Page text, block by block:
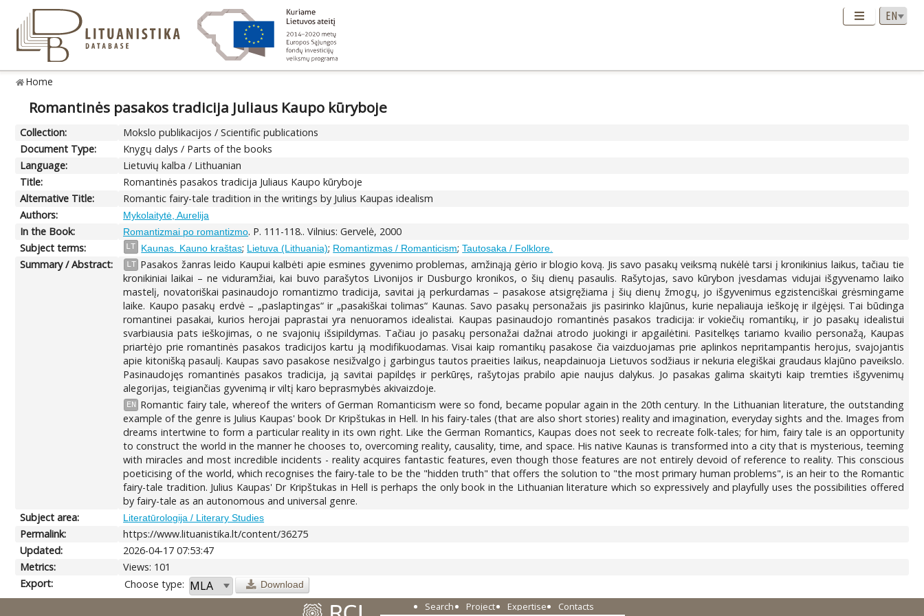
Home
Romantinės pasakos tradicija Juliaus Kaupo kūryboje
Collection:
Mokslo publikacijos / Scientific publications
Document Type:
Knygų dalys / Parts of the books
Language:
Lietuvių kalba / Lithuanian
Title:
Romantinės pasakos tradicija Juliaus Kaupo kūryboje
Alternative Title:
Romantic fairy-tale tradition in the writings by Julius Kaupas idealism
Authors:
Mykolaitytė, Aurelija
In the Book: Romantizmai po romantizmo. P. 111-118.. Vilnius: Gervelė, 2000
Subject terms:
LT Kaunas. Kauno kraštas; Lietuva (Lithuania); Romantizmas / Romanticism;Tautosaka / Folklore.
Summary / Abstract: LT Pasakos žanras leido Kaupui kalbėti apie esmines gyvenimo problemas, amžinąją gėrio ir blogio kovą. Jis savo pasakų veiksmą nukėlė tarsi į kronikinius laikus, tačiau tie
kronikiniai laikai – ne viduramžiai, kai buvo parašytos Livonijos ir Dusburgo kronikos, o šių dienų pasaulis. Rašytojas, savo kūrybon įvesdamas vidujai išgyvenamo laiko
mastelį, novatoriškai pasinaudojo romantizmo tradicija, savitai ją perkurdamas – pasakose atsigręžiama į šių dienų žmogų, jo išgyvenimus egzistenciškai grėsmingame
laike. Kaupo pasakų erdvė – „paslaptingas“ ir „pasakiškai tolimas“ Kaunas. Savo pasakų personažais jis pasirinko klajūnus, kurie nepaliauja ieškoję ir ilgėjęsi. Tai būdinga
romantinei pasakai, kurios herojai paprastai yra nenuoramos idealistai. Kaupas pasinaudojo romantinės pasakos tradicija: ir vokiečių romantikų, ir jo pasakų idealistui
svarbiausia pats ieškojimas, o ne svajonių išsipildymas. Tačiau jo pasakų personažai dažnai atrodo juokingi ir apgailėtini. Pasitelkęs tariamo kvailio personažą, Kaupas
priartėjo prie romantinės pasakos tradicijos kartu ją modifikuodamas. Visai kaip romantikų pasakose čia vaizduojamas prie aplinkos nepritampantis herojus, svajojantis
apie kitonišką pasaulį. Kaupas savo pasakose nesižvalgo į garbingus tautos praeities laikus, neapdainuoja Lietuvos sodžiaus ir nekuria elegiškai graudaus klajūno paveikslo.
Pasinaudojęs romantinės pasakos tradicija, ją savitai papildęs ir perkūręs, rašytojas prabilo apie naujus dalykus. Jo pasakas galima skaityti kaip tremties išgyvenimų
alegorijas, teigiančias gyvenimą ir viltį karo beprasmybės akivaizdoje.
EN
Romantic fairy tale, whereof the writers of German Romanticism were so fond, became popular again in the 20th century. In the Lithuanian literature, the outstanding
example of the genre is Julius Kaupas' book Dr Kripštukas in Hell. In his fairy-tales (that are also short stories) reality and imagination, everyday sights and the. Images from
dreams intertwine to form a particular reality in its own right. Like the German Romantics, Kaupas does not seek to recreate folk-tales; for him, fairy tale is an opportunity
to construct the world in the manner he chooses to, overcoming reality, causality, time, and space. His native Kaunas is transformed into a city that is mysterious, teeming
with miracles and most incredible incidents - reality acquires fantastic features, even though those features are not entirely devoid of reference to reality. This conscious
poeticising of the world, which recognises the fairy-tale to be the "hidden truth" that offers the solution to "the most primary human problems", is an heir to the Romantic
fairy-tale tradition. Julius Kaupas' Dr Kripštukas in Hell is perhaps the only book in the Lithuanian literature which so expressively and playfully uses the possibilities offered
by fairy-tale as an autonomous and universal genre.
Subject area:
Literatūrologija / Literary Studies
Permalink:
https://www.lituanistika.lt/content/36275
Updated:
2026-04-17 07:53:47
Metrics:
Views: 101
Export:
Choose type: Download
Search Project Expertise Contacts